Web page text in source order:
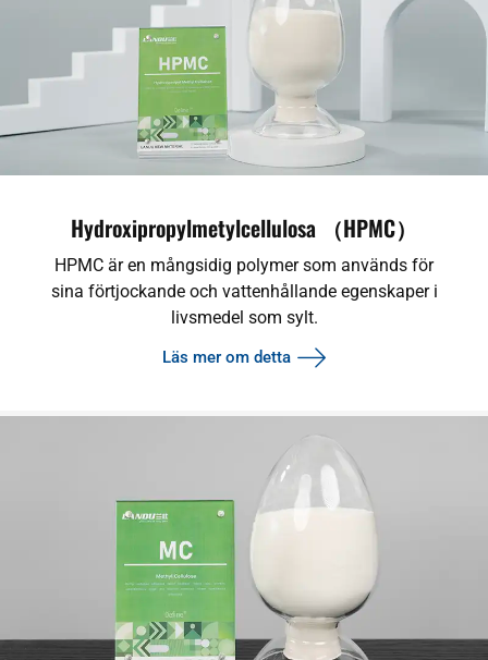
Hydroxipropylmetylcellulosa （HPMC）
HPMC är en mångsidig polymer som används för
sina förtjockande och vattenhållande egenskaper i
livsmedel som sylt.
Läs mer om detta